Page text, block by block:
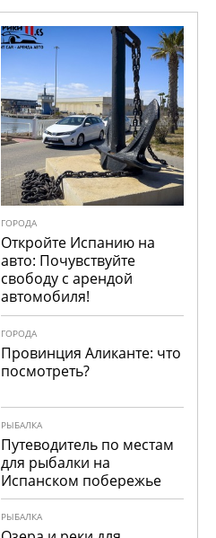
ГОРОДА
Откройте Испанию на
авто: Почувствуйте
свободу с арендой
автомобиля!
ГОРОДА
Провинция Аликанте: что
посмотреть?
РЫБАЛКА
Путеводитель по местам
для рыбалки на
Испанском побережье
РЫБАЛКА